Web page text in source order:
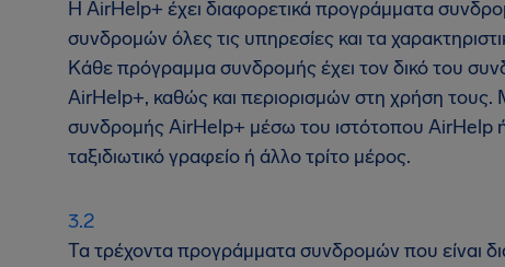
Η AirHelp+ έχει διαφορετικά προγράμματα
συνδρομών όλες τις υπηρεσίες και τα
Κάθε πρόγραμμα συνδρομής έχει τον δικό του
AirHelp+, καθώς και περιορισμών στη χρήση
συνδρομής AirHelp+ μέσω του ιστότοπου
ταξιδιωτικό γραφείο ή άλλο τρίτο μέρος.
Τα τρέχοντα προγράμματα συνδρομών που είναι